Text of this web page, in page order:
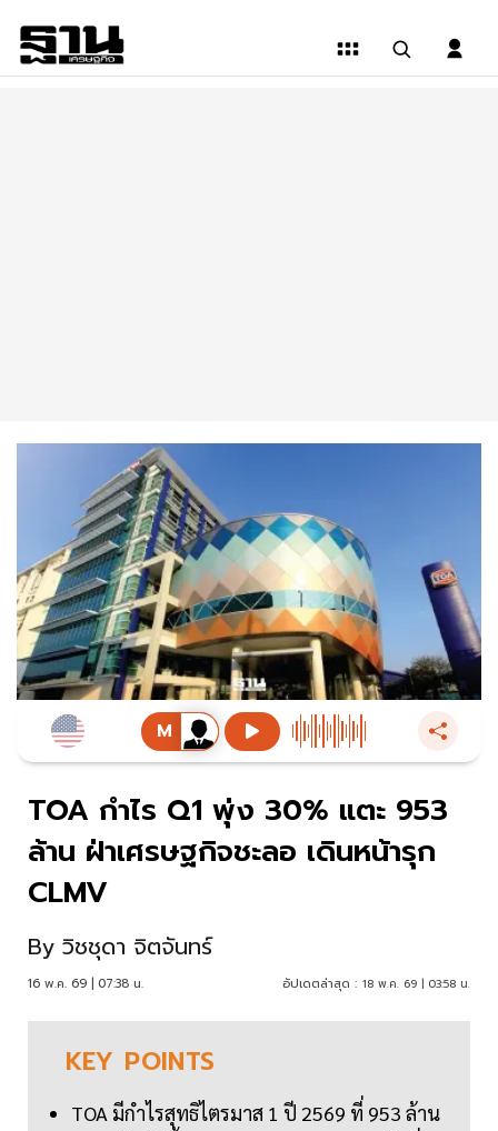
TOA กำไร Q1 พุ่ง 30% แตะ 953
ล้าน ฝ่าเศรษฐกิจชะลอ เดินหน้ารุก
CLMV
By วิชชุดา จิตจันทร์
16 พ.ค. 69 | 07:38 น. อัปเดตล่าสุด : 18 พ.ค. 69 | 03:58 น.
KEY POINTS
TOA มีกำไรสุทธิไตรมาส 1 ปี 2569 ที่ 953 ล้าน